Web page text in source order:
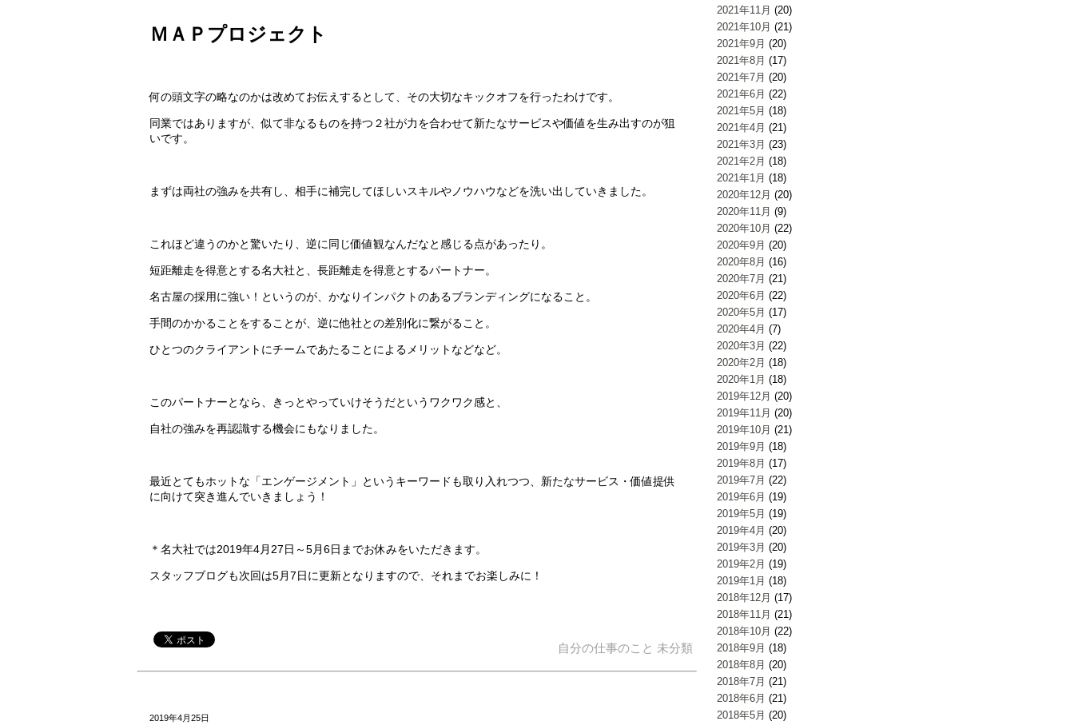
2021年11月 (20)
2021年10月 (21)
2021年9月 (20)
2021年8月 (17)
2021年7月 (20)
2021年6月 (22)
2021年5月 (18)
2021年4月 (21)
2021年3月 (23)
2021年2月 (18)
2021年1月 (18)
2020年12月 (20)
2020年11月 (9)
2020年10月 (22)
2020年9月 (20)
2020年8月 (16)
2020年7月 (21)
2020年6月 (22)
2020年5月 (17)
2020年4月 (7)
2020年3月 (22)
2020年2月 (18)
2020年1月 (18)
2019年12月 (20)
2019年11月 (20)
2019年10月 (21)
2019年9月 (18)
2019年8月 (17)
2019年7月 (22)
2019年6月 (19)
2019年5月 (19)
2019年4月 (20)
2019年3月 (20)
2019年2月 (19)
2019年1月 (18)
2018年12月 (17)
2018年11月 (21)
2018年10月 (22)
2018年9月 (18)
2018年8月 (20)
2018年7月 (21)
2018年6月 (21)
2018年5月 (20)
ＭＡＰプロジェクト
何の頭文字の略なのかは改めてお伝えするとして、その大切なキックオフを行ったわけです。
同業ではありますが、似て非なるものを持つ２社が力を合わせて新たなサービスや価値を生み出すのが狙
いです。
まずは両社の強みを共有し、相手に補完してほしいスキルやノウハウなどを洗い出していきました。
これほど違うのかと驚いたり、逆に同じ価値観なんだなと感じる点があったり。
短距離走を得意とする名大社と、長距離走を得意とするパートナー。
名古屋の採用に強い！というのが、かなりインパクトのあるブランディングになること。
手間のかかることをすることが、逆に他社との差別化に繋がること。
ひとつのクライアントにチームであたることによるメリットなどなど。
このパートナーとなら、きっとやっていけそうだというワクワク感と、
自社の強みを再認識する機会にもなりました。
最近とてもホットな「エンゲージメント」というキーワードも取り入れつつ、新たなサービス・価値提供
に向けて突き進んでいきましょう！
＊名大社では2019年4月27日～5月6日までお休みをいただきます。
スタッフブログも次回は5月7日に更新となりますので、それまでお楽しみに！
自分の仕事のこと 未分類
2019年4月25日